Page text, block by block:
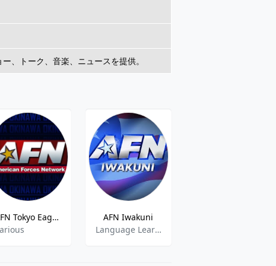
、トーク、音楽、ニュースを提供。
AFN Tokyo Eagle 810
AFN Iwakuni
Language Learning,News